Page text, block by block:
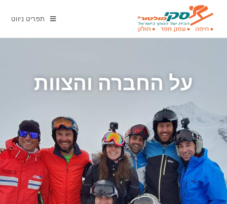
תפריט ניווט
על החברה והצוות